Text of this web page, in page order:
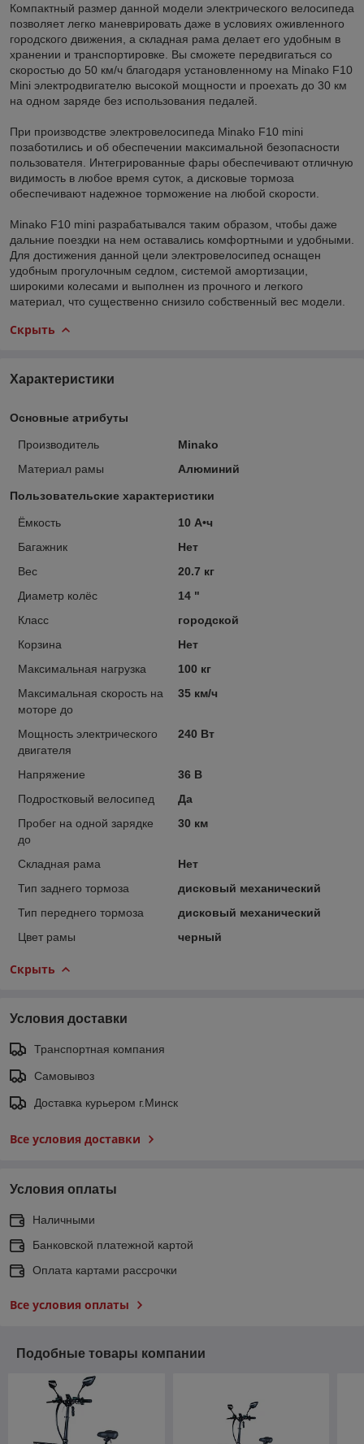
Компактный размер данной модели электрического велосипеда
позволяет легко маневрировать даже в условиях оживленного
городского движения, а складная рама делает его удобным в
хранении и транспортировке. Вы сможете передвигаться со
скоростью до 50 км/ч благодаря установленному на Minako F10
Mini электродвигателю высокой мощности и проехать до 30 км
на одном заряде без использования педалей.
При производстве электровелосипеда Minako F10 mini
позаботились и об обеспечении максимальной безопасности
пользователя. Интегрированные фары обеспечивают отличную
видимость в любое время суток, а дисковые тормоза
обеспечивают надежное торможение на любой скорости.
Minako F10 mini разрабатывался таким образом, чтобы даже
дальние поездки на нем оставались комфортными и удобными.
Для достижения данной цели электровелосипед оснащен
удобным прогулочным седлом, системой амортизации,
широкими колесами и выполнен из прочного и легкого
материал, что существенно снизило собственный вес модели.
Скрыть
Характеристики
Основные атрибуты
Производитель
Minako
Материал рамы
Алюминий
Пользовательские характеристики
Ёмкость
10 А•ч
Багажник
Нет
Вес
20.7 кг
Диаметр колёс
14 "
Класс
городской
Корзина
Нет
Максимальная нагрузка
100 кг
Максимальная скорость на
моторе до
35 км/ч
Мощность электрического
двигателя
240 Вт
Напряжение
36 В
Подростковый велосипед
Да
Пробег на одной зарядке
до
30 км
Складная рама
Нет
Тип заднего тормоза
дисковый механический
Тип переднего тормоза
дисковый механический
Цвет рамы
черный
Скрыть
Условия доставки
Транспортная компания
Самовывоз
Доставка курьером г.Минск
Все условия доставки
Условия оплаты
Наличными
Банковской платежной картой
Оплата картами рассрочки
Все условия оплаты
Подобные товары компании